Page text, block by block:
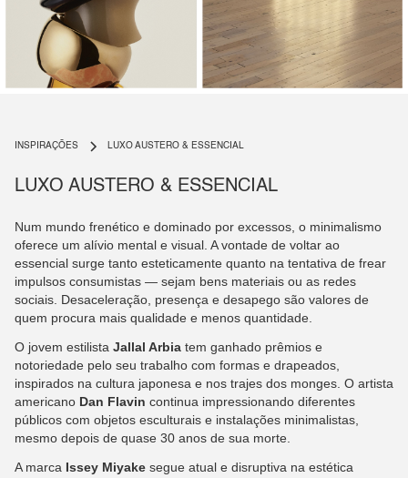
INSPIRAÇÕES LUXO AUSTERO & ESSENCIAL
LUXO AUSTERO & ESSENCIAL
Num mundo frenético e dominado por excessos, o minimalismo
oferece um alívio mental e visual. A vontade de voltar ao
essencial surge tanto esteticamente quanto na tentativa de frear
impulsos consumistas — sejam bens materiais ou as redes
sociais. Desaceleração, presença e desapego são valores de
quem procura mais qualidade e menos quantidade.
O jovem estilista Jallal Arbia tem ganhado prêmios e
notoriedade pelo seu trabalho com formas e drapeados,
inspirados na cultura japonesa e nos trajes dos monges. O artista
americano Dan Flavin continua impressionando diferentes
públicos com objetos esculturais e instalações minimalistas,
mesmo depois de quase 30 anos de sua morte.
A marca Issey Miyake segue atual e disruptiva na estética